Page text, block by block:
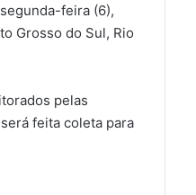
feira (6),
Grosso do Sul, Rio
pelas
feita coleta para